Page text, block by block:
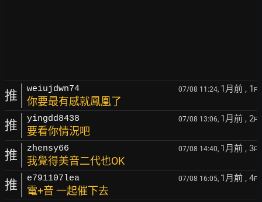
推 weiujdwn74 07/08 11:24, 1月前 , 1 F
你要最有感就鳳凰了
推 yingdd8438 07/08 13:06, 1月前 , 2F
要看你情況吧
推 zhensy66 07/08 14:40, 1月前 , 3F
我覺得美音二代也OK
推 e791107lea 07/08 16:05, 1月前 , 4F
電+音 一起催下去